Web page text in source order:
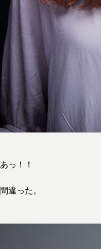
あっ！！
間違った。